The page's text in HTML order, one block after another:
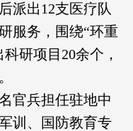
派出12支医疗队
服务，围绕“环重
研项目20余个，
官兵担任驻地中
训、国防教育专